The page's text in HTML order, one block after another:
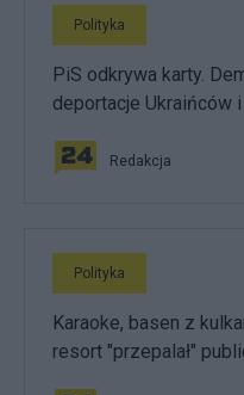
Polityka
PiS odkrywa karty.
deportacje Ukraińców
Redakcja
Polityka
Karaoke, basen z
resort "przepalał"